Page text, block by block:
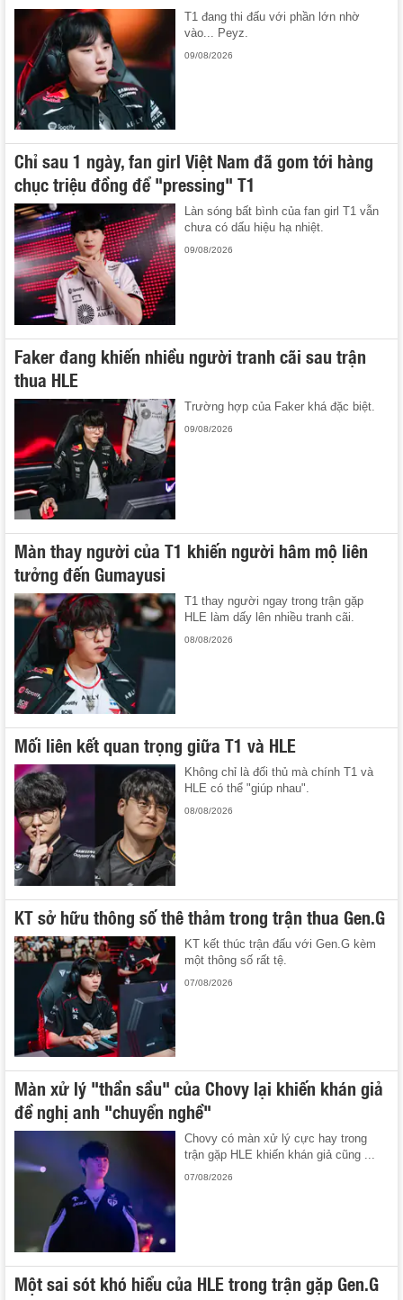
T1 đang thi đấu với phần lớn nhờ
vào... Peyz.
09/08/2026
Chỉ sau 1 ngày, fan girl Việt Nam đã gom tới hàng
chục triệu đồng để "pressing" T1
Làn sóng bất bình của fan girl T1 vẫn
chưa có dấu hiệu hạ nhiệt.
09/08/2026
Faker đang khiến nhiều người tranh cãi sau trận
thua HLE
Trường hợp của Faker khá đặc biệt.
09/08/2026
Màn thay người của T1 khiến người hâm mộ liên
tưởng đến Gumayusi
T1 thay người ngay trong trận gặp
HLE làm dấy lên nhiều tranh cãi.
08/08/2026
Mối liên kết quan trọng giữa T1 và HLE
Không chỉ là đối thủ mà chính T1 và
HLE có thể "giúp nhau".
08/08/2026
KT sở hữu thông số thê thảm trong trận thua Gen.G
KT kết thúc trận đấu với Gen.G kèm
một thông số rất tệ.
07/08/2026
Màn xử lý "thần sầu" của Chovy lại khiến khán giả
đề nghị anh "chuyển nghề"
Chovy có màn xử lý cực hay trong
trận gặp HLE khiến khán giả cũng ...
07/08/2026
Một sai sót khó hiểu của HLE trong trận gặp Gen.G